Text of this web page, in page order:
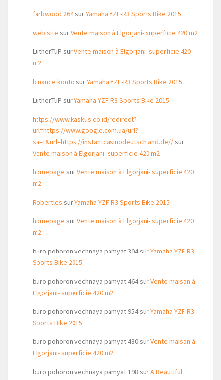
farbwood 264surYamaha YZF-R3 Sports Bike 2015
web site surVente maison à Elgorjani- superficie 420 m2
LutherTuP surVente maison à Elgorjani- superficie 420
m2
binance konto surYamaha YZF-R3 Sports Bike 2015
LutherTuP surYamaha YZF-R3 Sports Bike 2015
https://www.kaskus.co.id/redirect?
url=https://www.google.com.ua/url?
sa=t&url=https://instantcasinodeutschland.de//sur
Vente maison à Elgorjani- superficie 420 m2
homepage surVente maison à Elgorjani- superficie 420
m2
Robertles surYamaha YZF-R3 Sports Bike 2015
homepage surVente maison à Elgorjani- superficie 420
m2
buro pohoron vechnaya pamyat 304surYamaha YZF-R3
Sports Bike 2015
buro pohoron vechnaya pamyat 464surVente maison à
Elgorjani- superficie 420 m2
buro pohoron vechnaya pamyat 954surYamaha YZF-R3
Sports Bike 2015
buro pohoron vechnaya pamyat 430surVente maison à
Elgorjani- superficie 420 m2
buro pohoron vechnaya pamyat 198 surA Beautiful